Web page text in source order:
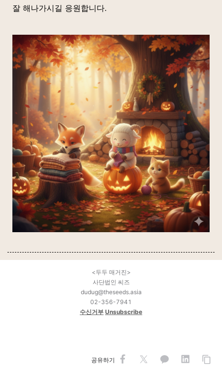
잘 해나가시길 응원합니다.
<두두 매거진>
사단법인 씨즈
dudug@theseeds.asia
02-356-7941
수신거부 Unsubscribe
공유하기